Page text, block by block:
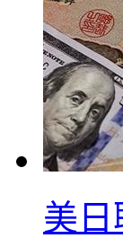
美